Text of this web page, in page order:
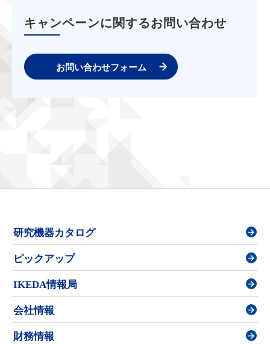
キャンペーンに関するお問い合わせ
お問い合わせフォーム
研究機器カタログ
ピックアップ
IKEDA情報局
会社情報
財務情報